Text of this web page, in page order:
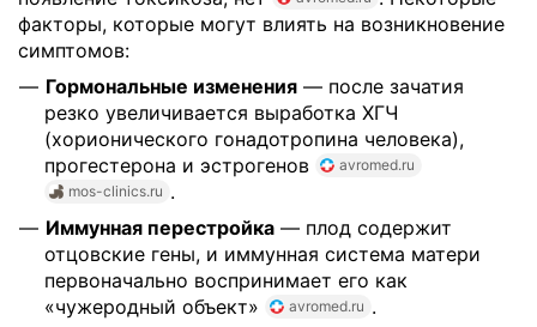
факторы, которые могут влиять на возникновение
симптомов:
Гормональные изменения — после зачатия
резко увеличивается выработка ХГЧ
(хорионического гонадотропина человека),
прогестерона и эстрогенов
avromed.ru
mos-clinics.ru .
Иммунная перестройка — плод содержит
отцовские гены, и иммунная система матери
первоначально воспринимает его как
«чужеродный объект»
avromed.ru .